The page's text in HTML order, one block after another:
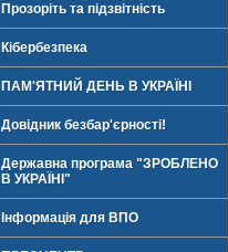
Прозоріть та підзвітність
Кібербезпека
ПАМ'ЯТНИЙ ДЕНЬ В УКРАЇНІ
Довідник безбар'єрності!
Державна програма "ЗРОБЛЕНО
В УКРАЇНІ"
Інформація для ВПО